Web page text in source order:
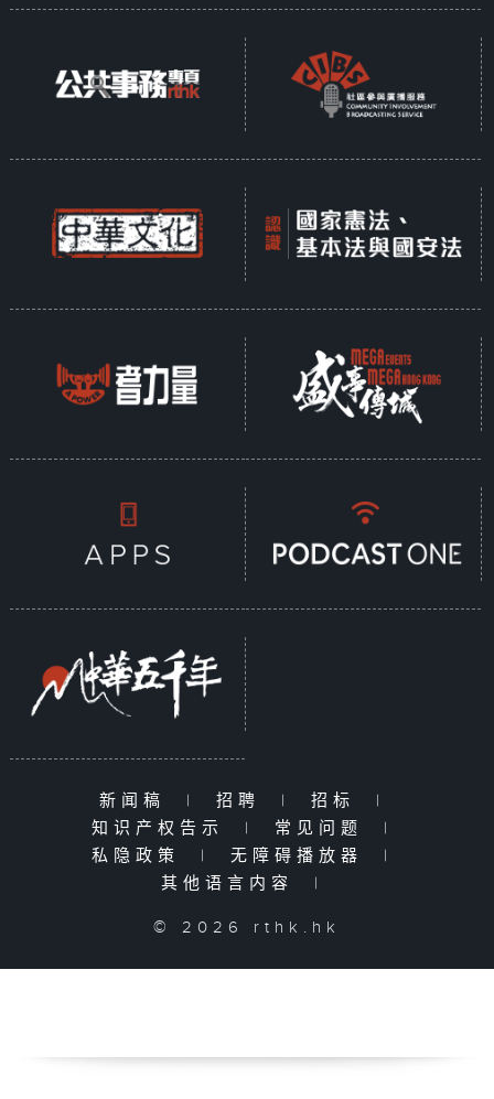
新闻稿 | 招聘 | 招标
|
知识产权告示
| 常见问题
|
私隐政策
| 无障碍播放器
|
其他语言内容
|
© 2026 rthk.hk